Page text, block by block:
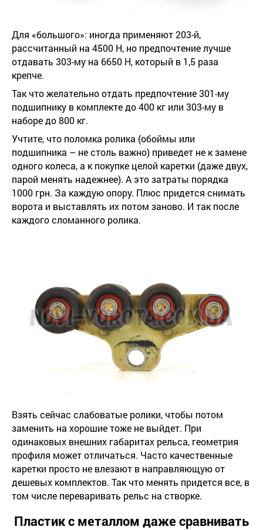
Для «большого»: иногда применяют 203-й,
рассчитанный на 4500 Н, но предпочтение лучше
отдавать 303-му на 6650 Н, который в 1,5 раза
крепче.
Так что желательно отдать предпочтение 301-му
подшипнику в комплекте до 400 кг или 303-му в
наборе до 800 кг.
Учтите, что поломка ролика (обоймы или
подшипника – не столь важно) приведет не к замене
одного колеса, а к покупке целой каретки (даже двух,
парой менять надежнее). А это затраты порядка
1000 грн. За каждую опору. Плюс придется снимать
ворота и выставлять их потом заново. И так после
каждого сломанного ролика.
Взять сейчас слабоватые ролики, чтобы потом
заменить на хорошие тоже не выйдет. При
одинаковых внешних габаритах рельса, геометрия
профиля может отличаться. Часто качественные
каретки просто не влезают в направляющую от
дешевых комплектов. Так что менять придется все, в
том числе переваривать рельс на створке.
Пластик с металлом даже сравнивать